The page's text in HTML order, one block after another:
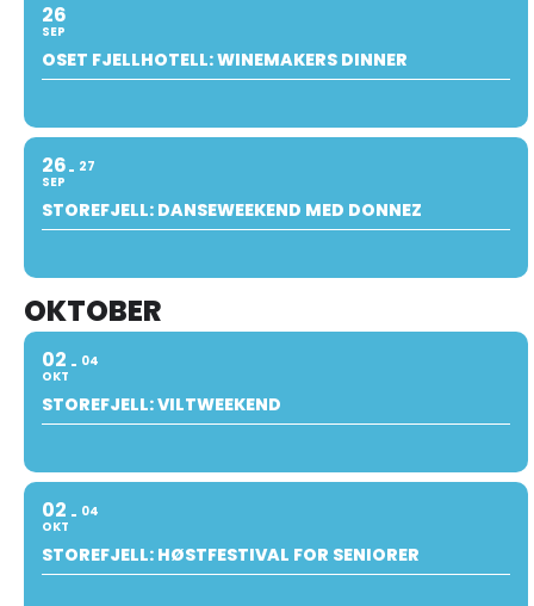
26
SEP
OSET FJELLHOTELL: WINEMAKERS DINNER
26
SEP
27
STOREFJELL: DANSEWEEKEND MED DONNEZ
OKTOBER
02
OKT
04
STOREFJELL: VILTWEEKEND
02
OKT
04
STOREFJELL: HØSTFESTIVAL FOR SENIORER